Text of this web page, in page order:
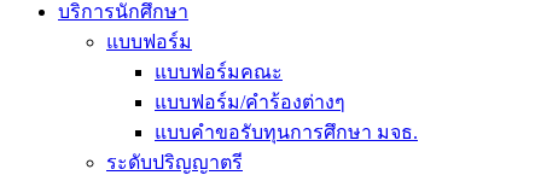
บริการนักศึกษา
แบบฟอร์ม
แบบฟอร์มคณะ
แบบฟอร์ม/คำร้องต่างๆ
แบบคำขอรับทุนการศึกษา มจธ.
ระดับปริญญาตรี